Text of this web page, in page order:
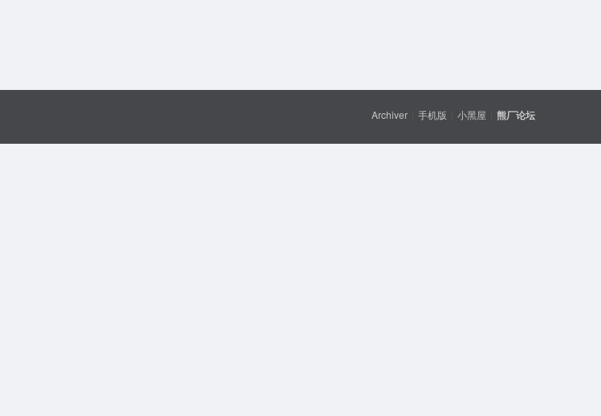
Archiver 手机版 小黑屋 熊厂论坛